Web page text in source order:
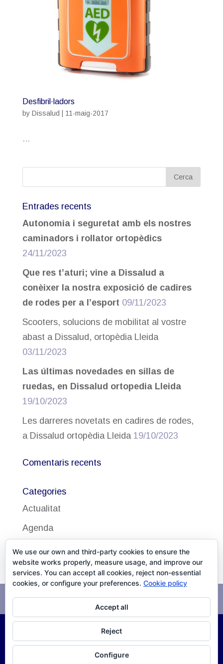
Desfibril·ladors
by Dissalud 11-maig-2017
...
Entrades recents
Autonomia i seguretat amb els nostres
caminadors i rollator ortopèdics
24/11/2023
Que res t’aturi; vine a Dissalud a
conèixer la nostra exposició de cadires
de rodes per a l’esport 09/11/2023
Scooters, solucions de mobilitat al vostre
abast a Dissalud, ortopèdia Lleida
03/11/2023
Las últimas novedades en sillas de
ruedas, en Dissalud ortopedia Lleida
19/10/2023
Les darreres novetats en cadires de rodes,
a Dissalud ortopèdia Lleida 19/10/2023
Comentaris recents
Categories
Actualitat
Agenda
Uncategorized
Avís legal Política de cookies
©2026DISSALUD, SLU DesarrolloXPG Servicios
We use our own and third-party cookies to ensure the
website works properly, measure usage, and improve our
services. You can accept all cookies, reject non-essential
cookies, or configure your preferences. Cookie policy
Accept all
Reject
Configure